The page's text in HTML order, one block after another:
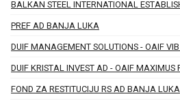
BALKAN STEEL INTERNATIONAL
PREF AD BANJA LUKA
DUIF MANAGEMENT SOLUTIONS - OAIF
DUIF KRISTAL INVEST AD - OAIF MAXIMUS
FOND ZA RESTITUCIJU RS AD BANJA LUKA